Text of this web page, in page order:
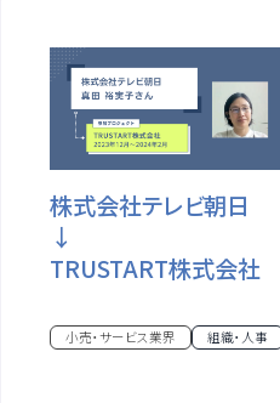
株式会社テレビ朝日
↓
TRUSTART株式会社
小売・サービス業界 組織・人事